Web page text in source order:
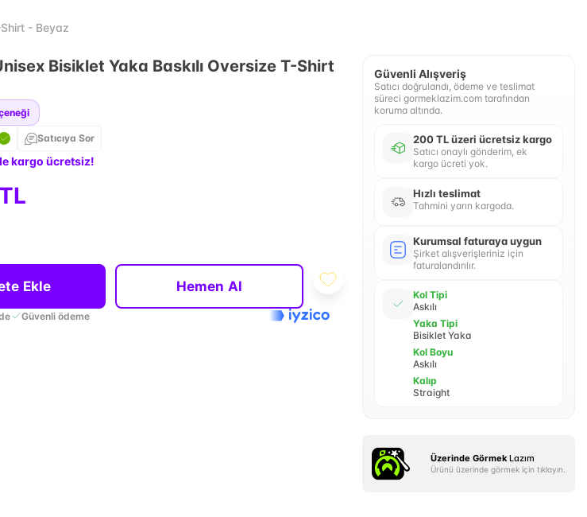
- Beyaz
Bisiklet Yaka Baskılı Oversize T-Shirt
Satıcıya Sor
kargo ücretsiz!
Ekle Hemen Al
Güvenli ödeme
Güvenli Alışveriş
Satıcı doğrulandı, ödeme ve teslimat
süreci gormeklazim.com tarafından
koruma altında.
200 TL üzeri ücretsiz kargo
Satıcı onaylı gönderim, ek
kargo ücreti yok.
Hızlı teslimat
Tahmini yarın kargoda.
Kurumsal faturaya uygun
Şirket alışverişleriniz için
faturalandırılır.
Kol Tipi
Askılı
Yaka Tipi
Bisiklet Yaka
Kol Boyu
Askılı
Kalıp
Straight
Üzerinde Görmek Lazım
Ürünü üzerinde görmek için tıklayın.